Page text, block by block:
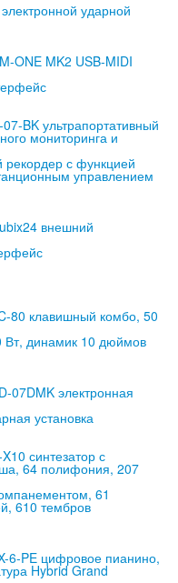
ударной
рекордер с функцией
управлением
Вт, динамик 10 дюймов
установка
61
610 тембров